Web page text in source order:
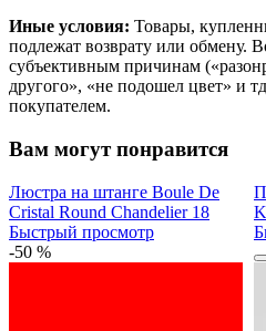
Иные условия: Товары,
подлежат возврату или обмену.
субъективным причинам
другого», «не подошел цвет» и
покупателем.
Вам могут понравится
Люстра на штанге Boule De
Cristal Round Chandelier 18
Быстрый просмотр
-50 %